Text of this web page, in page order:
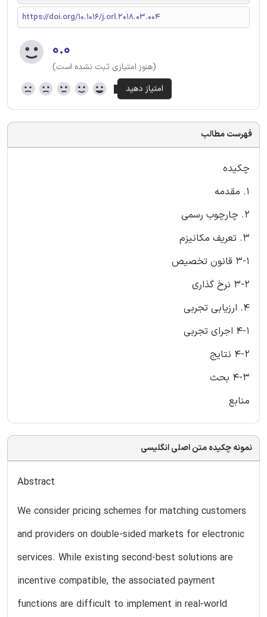
https://doi.org/10.1016/j.orl.2018.03.004
۰.۰
(هنوز امتیازی ثبت نشده است)
فهرست مطالب
چکیده
1. مقدمه
2. چارچوب رسمی
3. تعریف مکانیزم
3-1 قانون تخصیص
3-2 نرخ گذاری
4. ارزیابی تجربی
4-1 اجرای تجربی
4-2 نتایج
4-3 بحث
منابع
نمونه چکیده متن اصلی انگلیسی
Abstract
We consider pricing schemes for matching customers
and providers on double-sided markets for electronic
services. While existing second-best solutions are
incentive compatible, the associated payment
functions are difficult to implement in real-world